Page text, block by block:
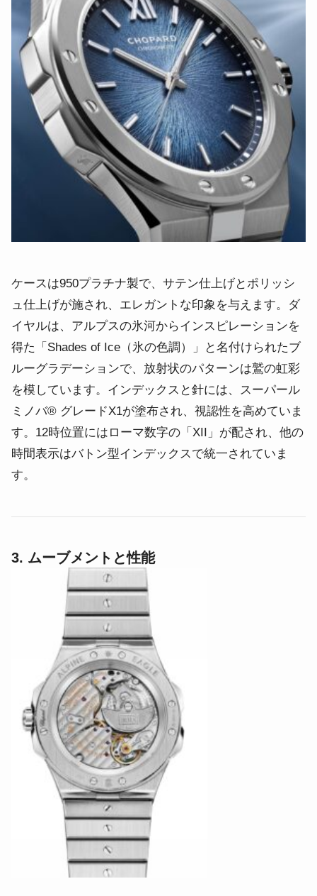
ケースは950プラチナ製で、サテン仕上げとポリッシ
ュ仕上げが施され、エレガントな印象を与えます。ダ
イヤルは、アルプスの氷河からインスピレーションを
得た「Shades of Ice（氷の色調）」と名付けられたブ
ルーグラデーションで、放射状のパターンは鷲の虹彩
を模しています。インデックスと針には、スーパール
ミノバ® グレードX1が塗布され、視認性を高めていま
す。12時位置にはローマ数字の「XII」が配され、他の
時間表示はバトン型インデックスで統一されていま
す。
3. ムーブメントと性能